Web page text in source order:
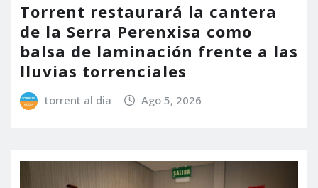
Torrent restaurará la cantera
de la Serra Perenxisa como
balsa de laminación frente a las
lluvias torrenciales
torrent al dia Ago 5, 2026